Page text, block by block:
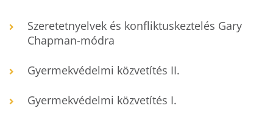
Szeretetnyelvek és konfliktuskeztelés Gary
Chapman-módra
Gyermekvédelmi közvetítés II.
Gyermekvédelmi közvetítés I.